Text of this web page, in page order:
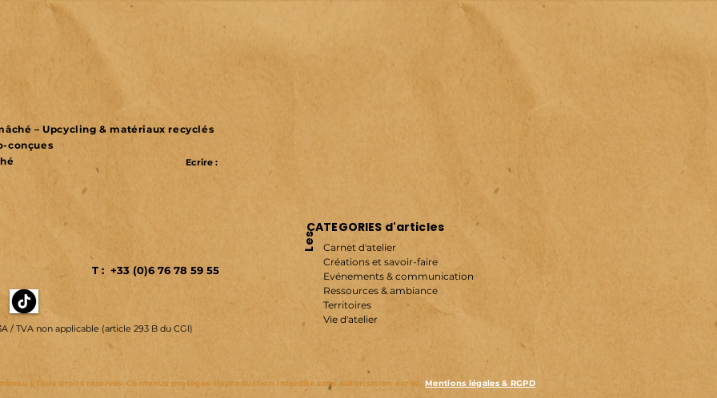
– Upcycling & matériaux recyclés
conçues
Ecrire :
T : +33 (0)6 76 78 59 55
/ TVA non applicable (article 293 B du CGI)
Carnet d'atelier
Créations et savoir-faire
Evénements & communication
Ressources & ambiance
Territoires
Vie d'atelier
Les
CATEGORIES d'articles
| Tous droits réservés–Contenus protégés–Reproduction interdite sans autorisation écrite.Mentions légales & RGPD